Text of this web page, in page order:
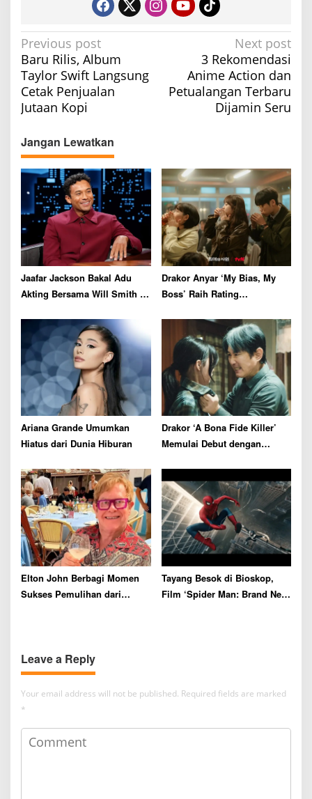
P
o
s
t
n
a
v
i
g
a
t
i
o
n
Previous post
Baru Rilis, Album
Taylor Swift Langsung
Cetak Penjualan
Jutaan Kopi
Next post
3 Rekomendasi
Anime Action dan
Petualangan Terbaru
Dijamin Seru
Jangan Lewatkan
Jaafar Jackson Bakal Adu
Akting Bersama Will Smith di
Drakor Anyar ‘My Bias, My
Boss’ Raih Rating
Ariana Grande Umumkan
Hiatus dari Dunia Hiburan
Drakor ‘A Bona Fide Killer’
Memulai Debut dengan
Elton John Berbagi Momen
Sukses Pemulihan dari
Tayang Besok di Bioskop,
Film ‘Spider Man: Brand New
Leave a Reply
Your email address will not be published. Required fields are marked
*